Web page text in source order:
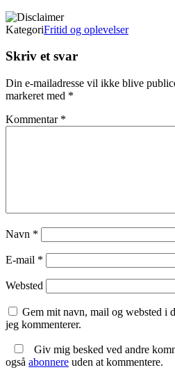
KategoriFritid og oplevelser
Skriv et svar
Din e-mailadresse vil ikke blive
markeret med *
Kommentar *
Navn *
E-mail *
Websted
Gem mit navn, mail og websted i
jeg kommenterer.
Giv mig besked ved andre
også abonnere uden at kommentere.